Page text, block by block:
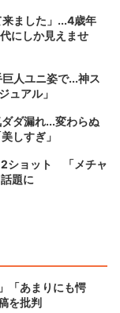
ました」...4歳年
にしか見えませ
人ユニ姿で...神ス
ュアル」
ダ漏れ...変わらぬ
しすぎ」
2ショット 「メチャ
題に
「あまりにも愕
を批判